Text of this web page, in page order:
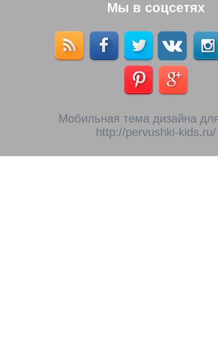
Мы в соцсетях
Мобильная тема дизайна
http://pervushki-kids.ru/